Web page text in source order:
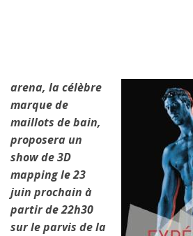
arena, la célèbre
marque de
maillots de bain,
proposera un
show de 3D
mapping le 23
juin prochain à
partir de 22h30
sur le parvis de la